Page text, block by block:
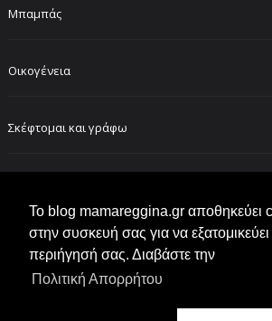
Το blog mamareggina.gr αποθηκεύει
στην συσκευή σας για να εξατομικεύει
περιήγησή σας. Διαβάστε την
Πολιτική Απορρήτου
Μπαμπάς
Οικογένεια
Σκέφτομαι και γράφω